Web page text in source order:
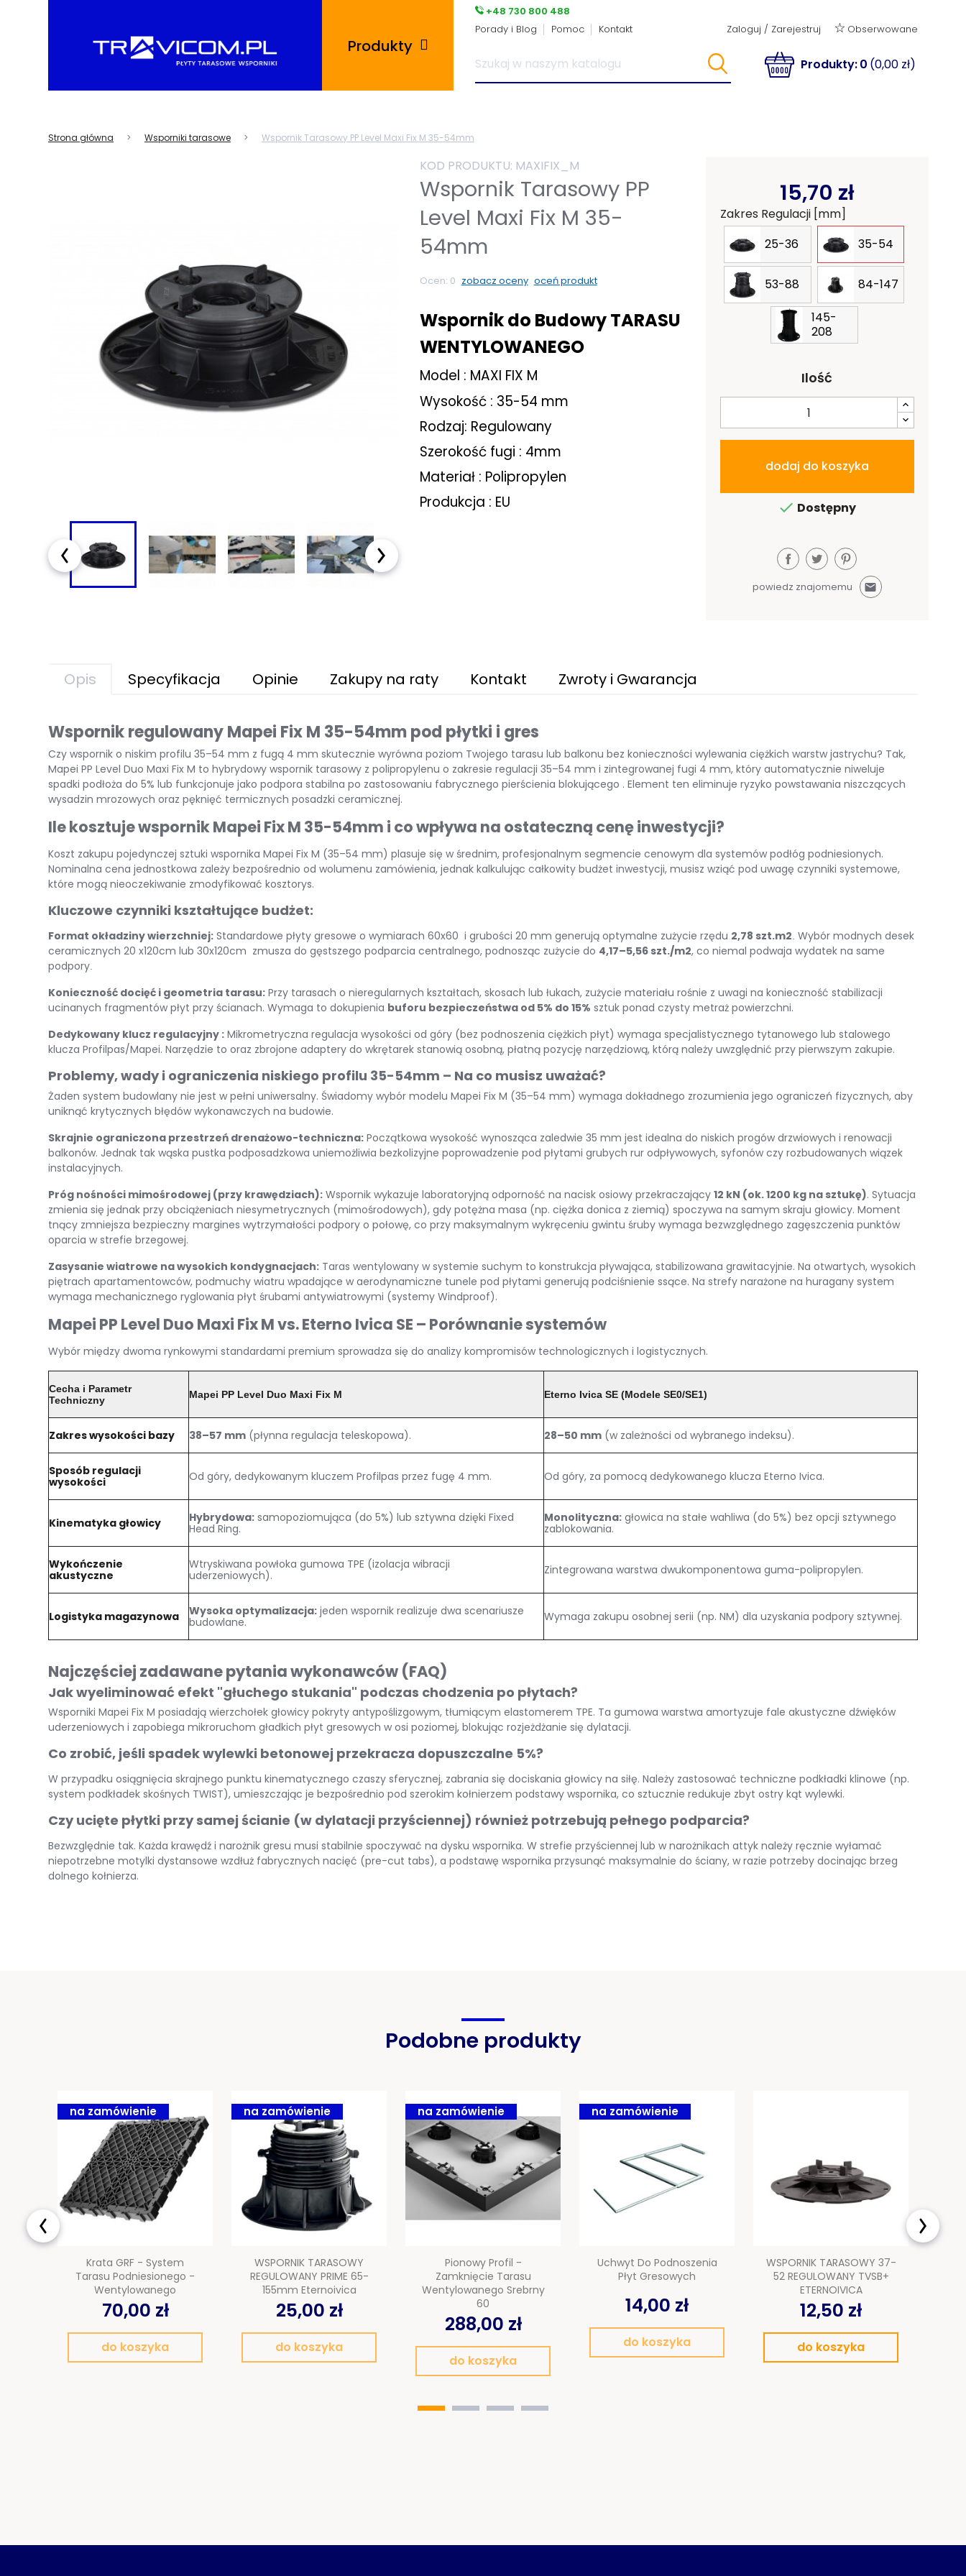
Produkty
Posadzki przemysłowe
Płyty tarasowe
Płytki podłogowe
Wsporniki tarasowe
Kostka brukowa
Sztuczna trawa
Taras wentylowany
Płyty na podjazd
Akcesoria ogrodowe
Baseny i Spa
Porady i Blog Pomoc Kontakt
+48 730 800 488
Zaloguj / Zarejestruj Obserwowane
Produkty:0 (0,00 zł)
Strona główna Wsporniki tarasowe Wspornik Tarasowy PP Level Maxi Fix M 35-54mm
KOD PRODUKTU: MAXIFIX_M
Wspornik Tarasowy PP
Level Maxi Fix M 35-
54mm
Ocen: 0 zobacz oceny oceń produkt
Wspornik do Budowy TARASU
WENTYLOWANEGO
Model : MAXI FIX M
Wysokość : 35-54 mm
Rodzaj: Regulowany
Szerokość fugi : 4mm
Materiał : Polipropylen
Produkcja : EU
15,70 zł
Zakres Regulacji [mm]
25-36
35-54
53-88
84-147
145-
208
Ilość
dodaj do koszyka
 Dostępny
powiedz znajomemu mail
Opis Specyfikacja Opinie Zakupy na raty Kontakt Zwroty i Gwarancja
Wspornik regulowany Mapei Fix M 35-54mm pod płytki i gres
Czy wspornik o niskim profilu 35–54 mm z fugą 4 mm skutecznie wyrówna poziom Twojego tarasu lub balkonu bez konieczności wylewania ciężkich warstw jastrychu? Tak,
Mapei PP Level Duo Maxi Fix M to hybrydowy wspornik tarasowy z polipropylenu o zakresie regulacji 35–54 mm i zintegrowanej fugi 4 mm, który automatycznie niweluje
spadki podłoża do 5% lub funkcjonuje jako podpora stabilna po zastosowaniu fabrycznego pierścienia blokującego . Element ten eliminuje ryzyko powstawania niszczących
wysadzin mrozowych oraz pęknięć termicznych posadzki ceramicznej.
Ile kosztuje wspornik Mapei Fix M 35-54mm i co wpływa na ostateczną cenę inwestycji?
Koszt zakupu pojedynczej sztuki wspornika Mapei Fix M (35–54 mm) plasuje się w średnim, profesjonalnym segmencie cenowym dla systemów podłóg podniesionych.
Nominalna cena jednostkowa zależy bezpośrednio od wolumenu zamówienia, jednak kalkulując całkowity budżet inwestycji, musisz wziąć pod uwagę czynniki systemowe,
które mogą nieoczekiwanie zmodyfikować kosztorys.
Kluczowe czynniki kształtujące budżet:
Format okładziny wierzchniej: Standardowe płyty gresowe o wymiarach 60x60 i grubości 20 mm generują optymalne zużycie rzędu 2,78 szt.m2. Wybór modnych desek
ceramicznych 20 x120cm lub 30x120cm zmusza do gęstszego podparcia centralnego, podnosząc zużycie do 4,17–5,56 szt./m2, co niemal podwaja wydatek na same
podpory.
Konieczność docięć i geometria tarasu: Przy tarasach o nieregularnych kształtach, skosach lub łukach, zużycie materiału rośnie z uwagi na konieczność stabilizacji
ucinanych fragmentów płyt przy ścianach. Wymaga to dokupienia buforu bezpieczeństwa od 5% do 15% sztuk ponad czysty metraż powierzchni.
Dedykowany klucz regulacyjny : Mikrometryczna regulacja wysokości od góry (bez podnoszenia ciężkich płyt) wymaga specjalistycznego tytanowego lub stalowego
klucza Profilpas/Mapei. Narzędzie to oraz zbrojone adaptery do wkrętarek stanowią osobną, płatną pozycję narzędziową, którą należy uwzględnić przy pierwszym zakupie.
Problemy, wady i ograniczenia niskiego profilu 35-54mm – Na co musisz uważać?
Żaden system budowlany nie jest w pełni uniwersalny. Świadomy wybór modelu Mapei Fix M (35–54 mm) wymaga dokładnego zrozumienia jego ograniczeń fizycznych, aby
uniknąć krytycznych błędów wykonawczych na budowie.
Skrajnie ograniczona przestrzeń drenażowo-techniczna: Początkowa wysokość wynosząca zaledwie 35 mm jest idealna do niskich progów drzwiowych i renowacji
balkonów. Jednak tak wąska pustka podposadzkowa uniemożliwia bezkolizyjne poprowadzenie pod płytami grubych rur odpływowych, syfonów czy rozbudowanych wiązek
instalacyjnych.
Próg nośności mimośrodowej (przy krawędziach): Wspornik wykazuje laboratoryjną odporność na nacisk osiowy przekraczający 12 kN (ok. 1200 kg na sztukę). Sytuacja
zmienia się jednak przy obciążeniach niesymetrycznych (mimośrodowych), gdy potężna masa (np. ciężka donica z ziemią) spoczywa na samym skraju głowicy. Moment
tnący zmniejsza bezpieczny margines wytrzymałości podpory o połowę, co przy maksymalnym wykręceniu gwintu śruby wymaga bezwzględnego zagęszczenia punktów
oparcia w strefie brzegowej.
Zasysanie wiatrowe na wysokich kondygnacjach: Taras wentylowany w systemie suchym to konstrukcja pływająca, stabilizowana grawitacyjnie. Na otwartych, wysokich
piętrach apartamentowców, podmuchy wiatru wpadające w aerodynamiczne tunele pod płytami generują podciśnienie ssące. Na strefy narażone na huragany system
wymaga mechanicznego ryglowania płyt śrubami antywiatrowymi (systemy Windproof).
Mapei PP Level Duo Maxi Fix M vs. Eterno Ivica SE – Porównanie systemów
Wybór między dwoma rynkowymi standardami premium sprowadza się do analizy kompromisów technologicznych i logistycznych.
Cecha i Parametr
Techniczny
Mapei PP Level Duo Maxi Fix M Eterno Ivica SE (Modele SE0/SE1)
Zakres wysokości bazy 38–57 mm (płynna regulacja teleskopowa). 28–50 mm (w zależności od wybranego indeksu).
Sposób regulacji
wysokości
Od góry, dedykowanym kluczem Profilpas przez fugę 4 mm. Od góry, za pomocą dedykowanego klucza Eterno Ivica.
Kinematyka głowicy Hybrydowa: samopoziomująca (do 5%) lub sztywna dzięki Fixed
Head Ring.
Monolityczna: głowica na stałe wahliwa (do 5%) bez opcji sztywnego
zablokowania.
Wykończenie
akustyczne
Wtryskiwana powłoka gumowa TPE (izolacja wibracji
uderzeniowych). Zintegrowana warstwa dwukomponentowa guma-polipropylen.
Logistyka magazynowa Wysoka optymalizacja: jeden wspornik realizuje dwa scenariusze
budowlane. Wymaga zakupu osobnej serii (np. NM) dla uzyskania podpory sztywnej.
Najczęściej zadawane pytania wykonawców (FAQ)
Jak wyeliminować efekt "głuchego stukania" podczas chodzenia po płytach?
Wsporniki Mapei Fix M posiadają wierzchołek głowicy pokryty antypoślizgowym, tłumiącym elastomerem TPE. Ta gumowa warstwa amortyzuje fale akustyczne dźwięków
uderzeniowych i zapobiega mikroruchom gładkich płyt gresowych w osi poziomej, blokując rozjeżdżanie się dylatacji.
Co zrobić, jeśli spadek wylewki betonowej przekracza dopuszczalne 5%?
W przypadku osiągnięcia skrajnego punktu kinematycznego czaszy sferycznej, zabrania się dociskania głowicy na siłę. Należy zastosować techniczne podkładki klinowe (np.
system podkładek skośnych TWIST), umieszczając je bezpośrednio pod szerokim kołnierzem podstawy wspornika, co sztucznie redukuje zbyt ostry kąt wylewki.
Czy ucięte płytki przy samej ścianie (w dylatacji przyściennej) również potrzebują pełnego podparcia?
Bezwzględnie tak. Każda krawędź i narożnik gresu musi stabilnie spoczywać na dysku wspornika. W strefie przyściennej lub w narożnikach attyk należy ręcznie wyłamać
niepotrzebne motylki dystansowe wzdłuż fabrycznych nacięć (pre-cut tabs), a podstawę wspornika przysunąć maksymalnie do ściany, w razie potrzeby docinając brzeg
dolnego kołnierza.
Podobne produkty
Krata GRF - System
Tarasu Podniesionego -
Wentylowanego
70,00 zł
do koszyka
na zamówienie
WSPORNIK TARASOWY
REGULOWANY PRIME 65-
155mm Eternoivica
25,00 zł
do koszyka
na zamówienie
Pionowy Profil -
Zamknięcie Tarasu
Wentylowanego Srebrny
60
288,00 zł
do koszyka
na zamówienie
Uchwyt Do Podnoszenia
Płyt Gresowych
14,00 zł
do koszyka
na zamówienie
WSPORNIK TARASOWY 37-
52 REGULOWANY TVSB+
ETERNOIVICA
12,50 zł
do koszyka